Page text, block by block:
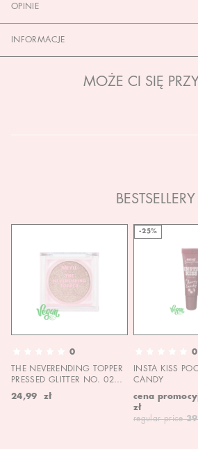
OPINIE
INFORMACJE
MOŻE CI SIĘ
BESTSELLERY
0
THE NEVERENDING TOPPER
PRESSED GLITTER NO. 02
MOON CHILD
24,99 zł
-25%
0
INSTA KISS
CANDY
cena
zł
regular price